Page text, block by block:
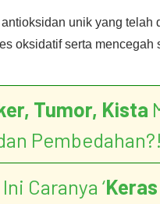
unik yang
oksidatif serta
Tumor, Kista
Pembedahan?!
Caranya ‘